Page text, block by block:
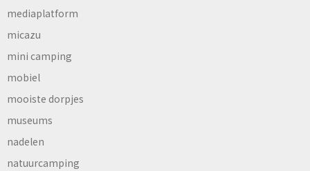
mediaplatform
micazu
mini camping
mobiel
mooiste dorpjes
museums
nadelen
natuurcamping